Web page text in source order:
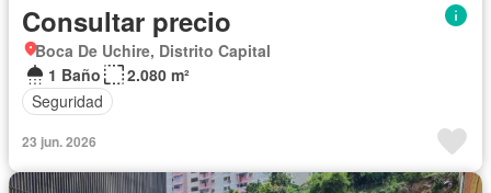
Consultar precio
Boca De Uchire, Distrito Capital
1 Baño
2.080 m²
Seguridad
23 jun. 2026